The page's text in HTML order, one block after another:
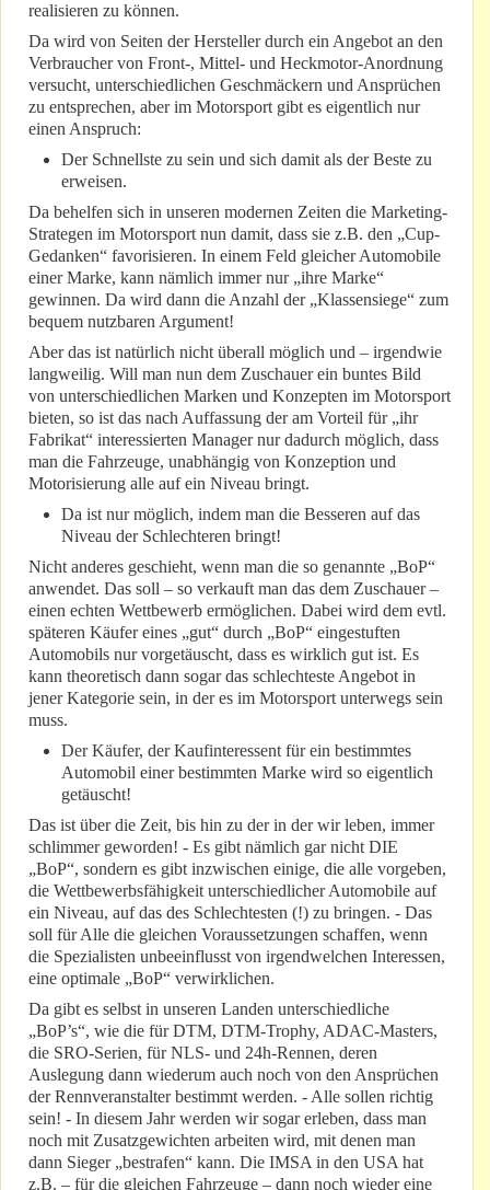
realisieren zu können.
Da wird von Seiten der Hersteller durch ein Angebot an den
Verbraucher von Front-, Mittel- und Heckmotor-Anordnung
versucht, unterschiedlichen Geschmäckern und Ansprüchen
zu entsprechen, aber im Motorsport gibt es eigentlich nur
einen Anspruch:
Der Schnellste zu sein und sich damit als der Beste zu
erweisen.
Da behelfen sich in unseren modernen Zeiten die Marketing-
Strategen im Motorsport nun damit, dass sie z.B. den „Cup-
Gedanken“ favorisieren. In einem Feld gleicher Automobile
einer Marke, kann nämlich immer nur „ihre Marke“
gewinnen. Da wird dann die Anzahl der „Klassensiege“ zum
bequem nutzbaren Argument!
Aber das ist natürlich nicht überall möglich und – irgendwie
langweilig. Will man nun dem Zuschauer ein buntes Bild
von unterschiedlichen Marken und Konzepten im Motorsport
bieten, so ist das nach Auffassung der am Vorteil für „ihr
Fabrikat“ interessierten Manager nur dadurch möglich, dass
man die Fahrzeuge, unabhängig von Konzeption und
Motorisierung alle auf ein Niveau bringt.
Da ist nur möglich, indem man die Besseren auf das
Niveau der Schlechteren bringt!
Nicht anderes geschieht, wenn man die so genannte „BoP“
anwendet. Das soll – so verkauft man das dem Zuschauer –
einen echten Wettbewerb ermöglichen. Dabei wird dem evtl.
späteren Käufer eines „gut“ durch „BoP“ eingestuften
Automobils nur vorgetäuscht, dass es wirklich gut ist. Es
kann theoretisch dann sogar das schlechteste Angebot in
jener Kategorie sein, in der es im Motorsport unterwegs sein
muss.
Der Käufer, der Kaufinteressent für ein bestimmtes
Automobil einer bestimmten Marke wird so eigentlich
getäuscht!
Das ist über die Zeit, bis hin zu der in der wir leben, immer
schlimmer geworden! - Es gibt nämlich gar nicht DIE
„BoP“, sondern es gibt inzwischen einige, die alle vorgeben,
die Wettbewerbsfähigkeit unterschiedlicher Automobile auf
ein Niveau, auf das des Schlechtesten (!) zu bringen. - Das
soll für Alle die gleichen Voraussetzungen schaffen, wenn
die Spezialisten unbeeinflusst von irgendwelchen Interessen,
eine optimale „BoP“ verwirklichen.
Da gibt es selbst in unseren Landen unterschiedliche
„BoP’s“, wie die für DTM, DTM-Trophy, ADAC-Masters,
die SRO-Serien, für NLS- und 24h-Rennen, deren
Auslegung dann wiederum auch noch von den Ansprüchen
der Rennveranstalter bestimmt werden. - Alle sollen richtig
sein! - In diesem Jahr werden wir sogar erleben, dass man
noch mit Zusatzgewichten arbeiten wird, mit denen man
dann Sieger „bestrafen“ kann. Die IMSA in den USA hat
z.B. – für die gleichen Fahrzeuge – dann noch wieder eine